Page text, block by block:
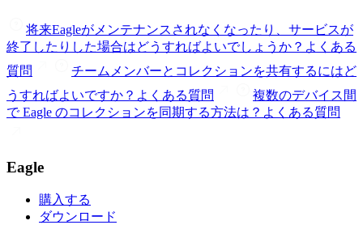
将来Eagleがメンテナンスされなくなったり、サービスが
終了したりした場合はどうすればよいでしょうか？ よくある
質問
チームメンバーとコレクションを共有するにはど
うすればよいですか？ よくある質問
複数のデバイス間
で Eagle のコレクションを同期する方法は？ よくある質問
Eagle
購入する
ダウンロード